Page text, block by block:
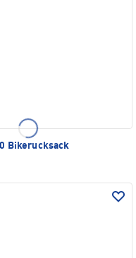
Bikerucksack